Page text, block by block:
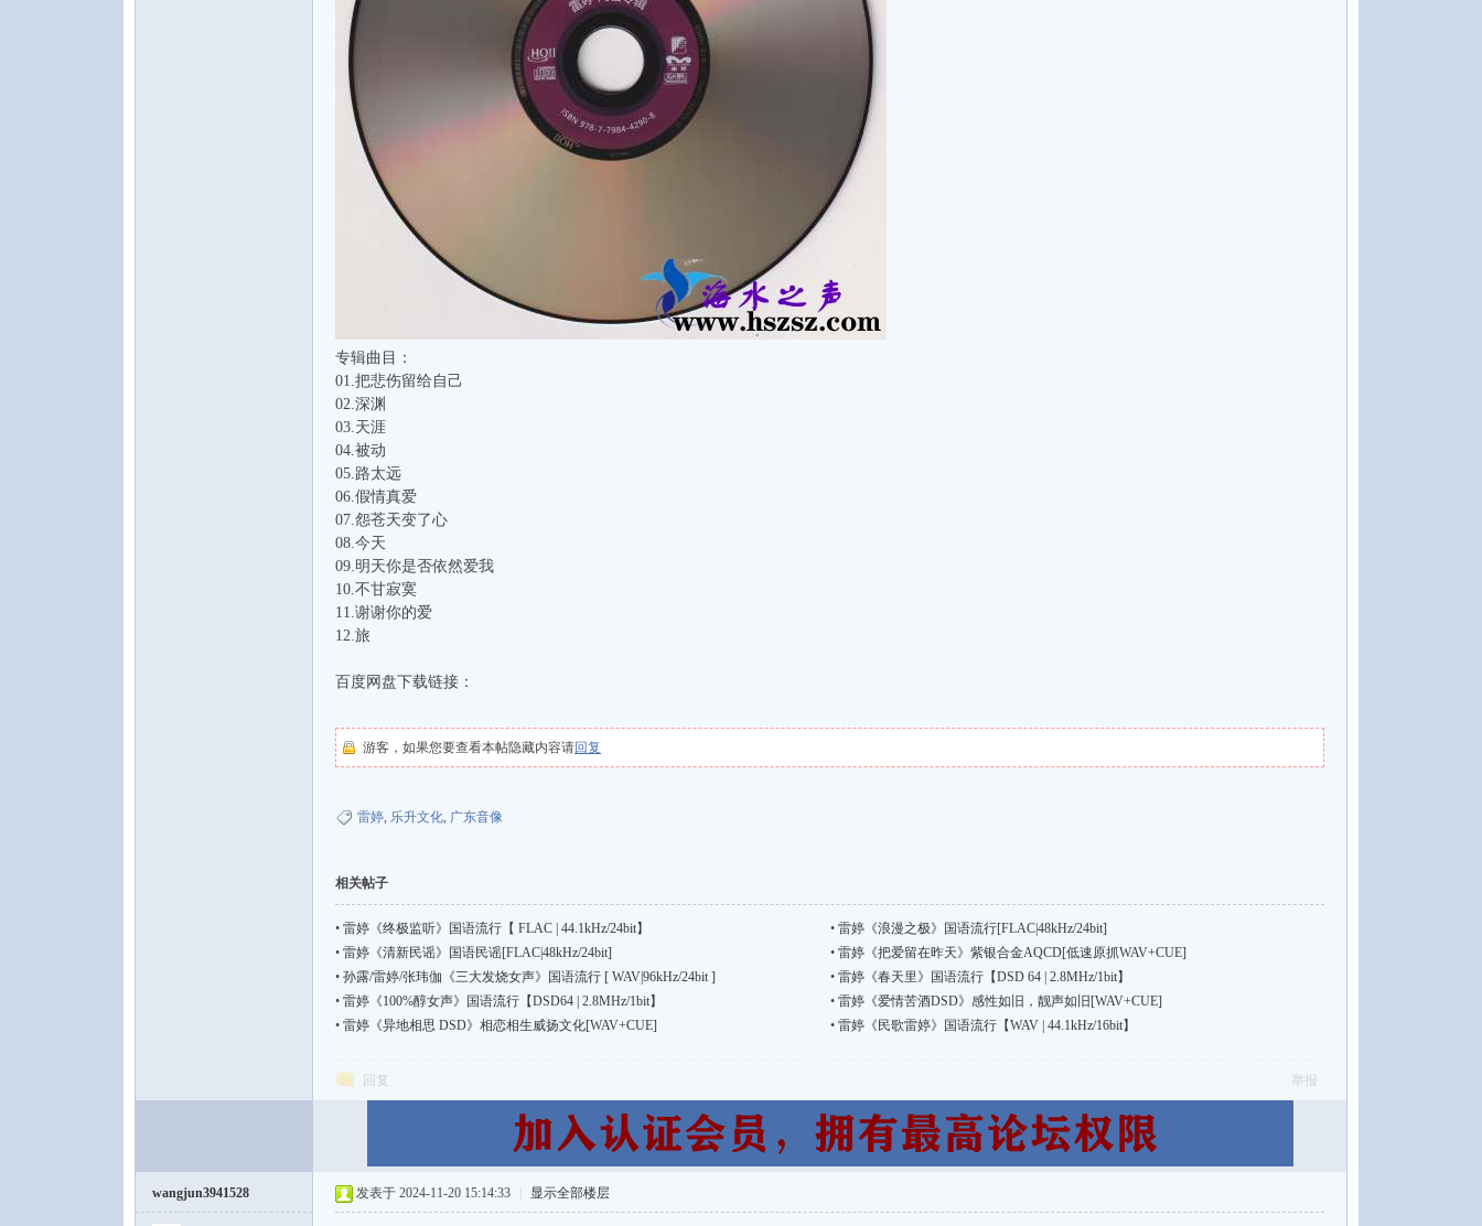
专辑曲目：
01.把悲伤留给自己
02.深渊
03.天涯
04.被动
05.路太远
06.假情真爱
07.怨苍天变了心
08.今天
09.明天你是否依然爱我
10.不甘寂寞
11.谢谢你的爱
12.旅
百度网盘下载链接：
游客，如果您要查看本帖隐藏内容请回复
雷婷, 乐升文化, 广东音像
相关帖子
• 雷婷《终极监听》国语流行【 FLAC | 44.1kHz/24bit】 • 雷婷《浪漫之极》国语流行[FLAC|48kHz/24bit]
• 雷婷《清新民谣》国语民谣[FLAC|48kHz/24bit] • 雷婷《把爱留在昨天》紫银合金AQCD[低速原抓WAV+CUE]
• 孙露/雷婷/张玮伽《三大发烧女声》国语流行 [ WAV|96kHz/24bit ] • 雷婷《春天里》国语流行【DSD 64 | 2.8MHz/1bit】
• 雷婷《100%醇女声》国语流行【DSD64 | 2.8MHz/1bit】 • 雷婷《爱情苦酒DSD》感性如旧，靓声如旧[WAV+CUE]
• 雷婷《异地相思 DSD》相恋相生威扬文化[WAV+CUE] • 雷婷《民歌雷婷》国语流行【WAV | 44.1kHz/16bit】
回复 举报
wangjun3941528 发表于 2024-11-20 15:14:33 显示全部楼层